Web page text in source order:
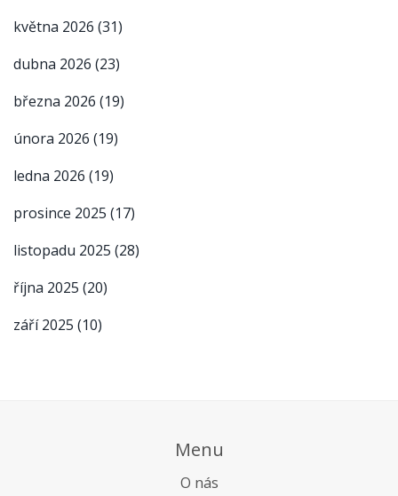
května 2026 (31)
dubna 2026 (23)
března 2026 (19)
února 2026 (19)
ledna 2026 (19)
prosince 2025 (17)
listopadu 2025 (28)
října 2025 (20)
září 2025 (10)
Menu
O nás